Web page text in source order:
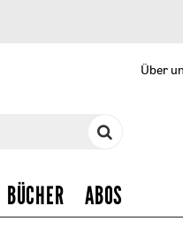
Über
BÜCHER ABOS